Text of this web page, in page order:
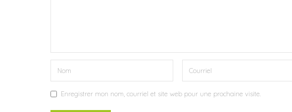
Enregistrer mon nom, courriel et site web pour une prochaine visite.